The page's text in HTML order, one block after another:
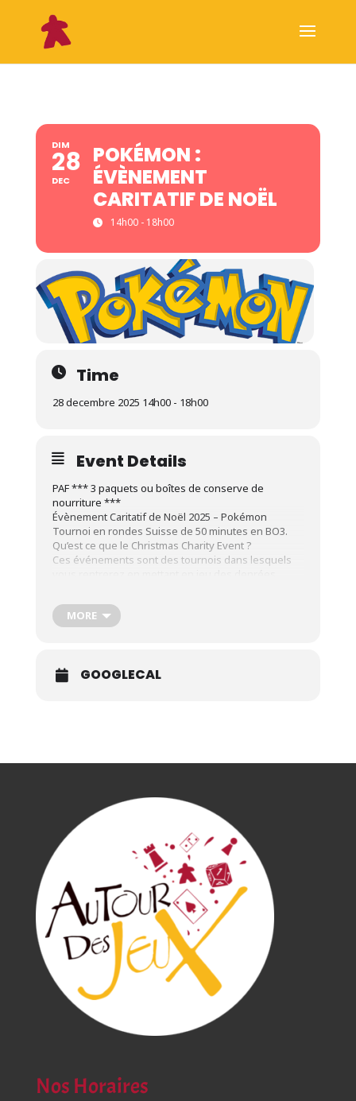
DIM
28
DEC
POKÉMON :
ÉVÈNEMENT
CARITATIF DE NOËL
14h00 - 18h00
Time
28 decembre 2025 14h00 - 18h00
Event Details
PAF *** 3 paquets ou boîtes de conserve de
nourriture ***
Évènement Caritatif de Noël 2025 – Pokémon
Tournoi en rondes Suisse de 50 minutes en BO3.
Qu’est ce que le Christmas Charity Event ?
Ces événements sont des tournois dans lesquels
alimentaires doivent être scellées et avoir une date
d’expiration supérieure à 2 mois par rapport au jour
de l’événement.
récupère la denrée alimentaire mise en jeu par son
denrées alimentaires restantes contre des boosters
MORE
GOOGLECAL
Nos Horaires